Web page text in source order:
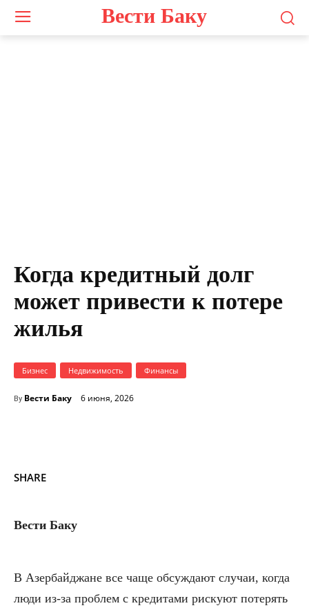
Вести Баку
Когда кредитный долг
может привести к потере
жилья
Бизнес Недвижимость Финансы
By Вести Баку 6 июня, 2026
SHARE
Вести Баку
В Азербайджане все чаще обсуждают случаи, когда
люди из-за проблем с кредитами рискуют потерять